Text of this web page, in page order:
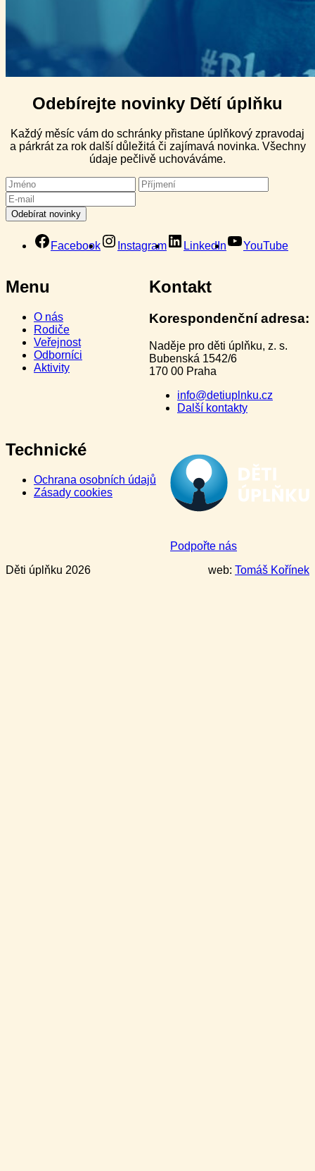
Odebírejte novinky Dětí úplňku
Každý měsíc vám do schránky přistane úplňkový zpravodaj
a párkrát za rok další důležitá či zajímavá novinka. Všechny
údaje pečlivě uchováváme.
Facebook Instagram LinkedIn YouTube
Menu
O nás
Rodiče
Veřejnost
Odborníci
Aktivity
Kontakt
Korespondenční adresa:
Naděje pro děti úplňku, z. s.
Bubenská 1542/6
170 00 Praha
info@detiuplnku.cz
Další kontakty
Technické
Ochrana osobních údajů
Zásady cookies
Podpořte nás
Děti úplňku 2026
web: Tomáš Kořínek